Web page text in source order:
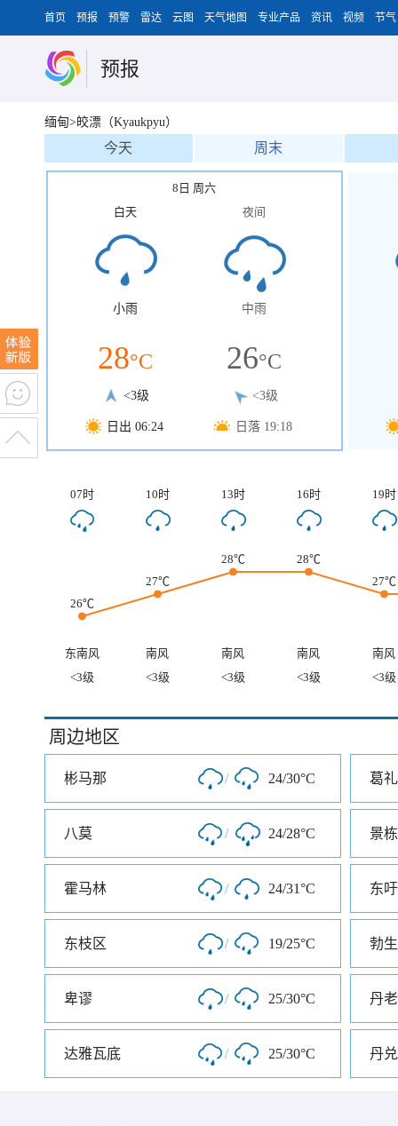
首页 预报 预警 雷达 云图 天气地图 专业产品 资讯 视频 节气
预报
缅甸>皎漂（Kyaukpyu）
今天 周末
8日 周六
白天
小雨
28°C
<3级
日出 06:24
夜间
中雨
26°C
<3级
日落 19:18
07时 10时 13时 16时 19时
26℃
27℃
28℃
28℃
27℃
东南风 南风 南风 南风
南风
<3级
<3级 <3级 <3级 <3级
周边地区
彬马那 / 24/30°C 葛
八莫 / 24/28°C 景栋
霍马林 / 24/31°C 东吁
东枝区 / 19/25°C 勃生
卑谬 / 25/30°C 丹老
达雅瓦底 / 25/30°C 丹兑